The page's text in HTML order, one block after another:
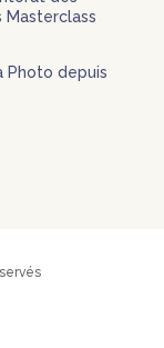
Masterclass
Photo depuis